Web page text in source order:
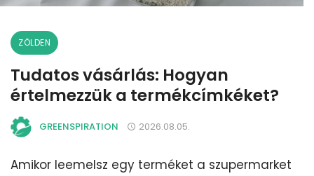
ZÖLDEN
Tudatos vásárlás: Hogyan
értelmezzük a termékcímkéket?
GREENSPIRATION 2026.08.05.
Amikor leemelsz egy terméket a szupermarket